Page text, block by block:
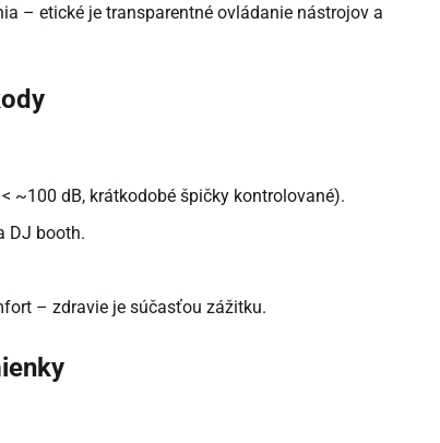
– etické je transparentné ovládanie nástrojov a
~100 dB, krátkodobé špičky kontrolované).
DJ booth.
– zdravie je súčasťou zážitku.